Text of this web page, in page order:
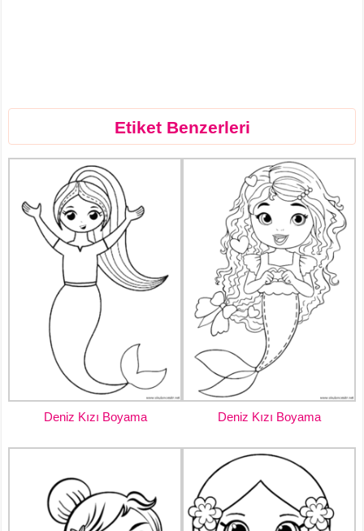
Etiket Benzerleri
Deniz Kızı Boyama Deniz Kızı Boyama